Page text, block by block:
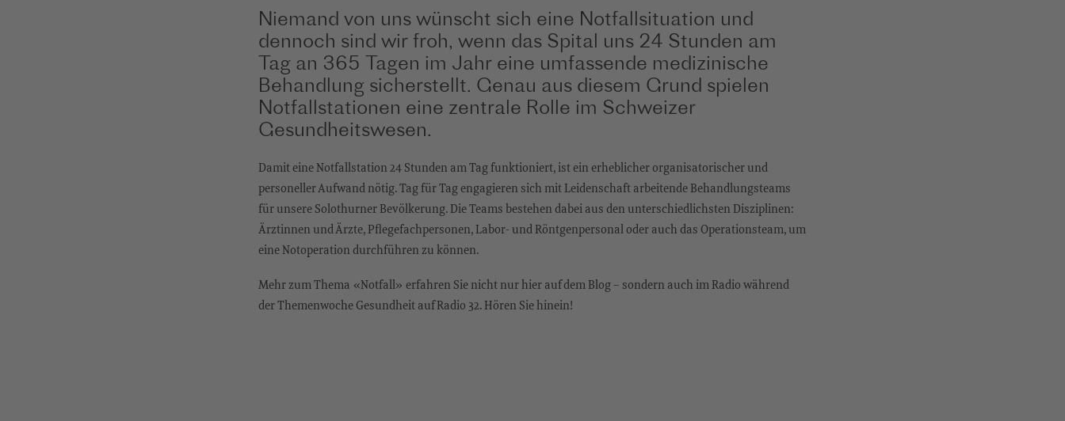
Niemand von uns wünscht sich eine Notfallsituation und
dennoch sind wir froh, wenn das Spital uns 24 Stunden am
Tag an 365 Tagen im Jahr eine umfassende medizinische
Behandlung sicherstellt. Genau aus diesem Grund spielen
Notfallstationen eine zentrale Rolle im Schweizer
Gesundheitswesen.
Damit eine Notfallstation 24 Stunden am Tag funktioniert, ist ein erheblicher organisatorischer und
personeller Aufwand nötig. Tag für Tag engagieren sich mit Leidenschaft arbeitende Behandlungsteams
für unsere Solothurner Bevölkerung. Die Teams bestehen dabei aus den unterschiedlichsten Disziplinen:
Ärztinnen und Ärzte, Pflegefachpersonen, Labor- und Röntgenpersonal oder auch das Operationsteam, um
eine Notoperation durchführen zu können.
Mehr zum Thema «Notfall» erfahren Sie nicht nur hier auf dem Blog – sondern auch im Radio während
der Themenwoche Gesundheit auf Radio 32. Hören Sie hinein!